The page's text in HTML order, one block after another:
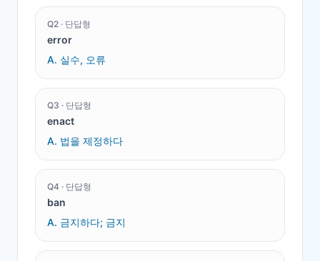
Q2 · 단답형
error
A. 실수, 오류
Q3 · 단답형
enact
A. 법을 제정하다
Q4 · 단답형
ban
A. 금지하다; 금지